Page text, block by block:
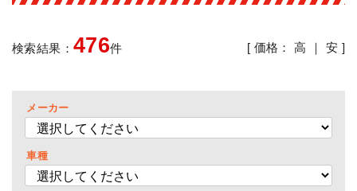
検索結果： 476件 [ 価格：高 ｜ 安 ]
メーカー
車種